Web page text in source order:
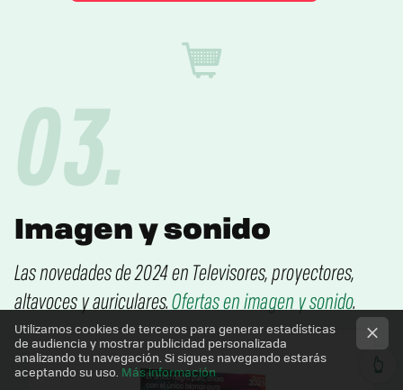
03.
Imagen y sonido
Las novedades de 2024 en Televisores, proyectores,
altavoces y auriculares.Ofertas en imagen y sonido.
👆
Utilizamos cookies de terceros para generar estadísticas
de audiencia y mostrar publicidad personalizada
analizando tu navegación. Si sigues navegando estarás
aceptando su uso. Más información